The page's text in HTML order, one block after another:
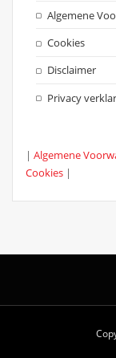
Algemene
Cookies
Disclaimer
Privacy
|Algemene
Cookies |